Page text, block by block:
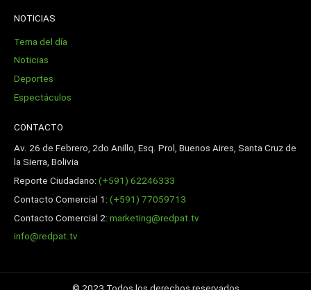
NOTICIAS
Tema del día
Noticias
Deportes
Espectáculos
CONTACTO
Av. 26 de Febrero, 2do Anillo, Esq. Prol, Buenos Aires, Santa Cruz de
la Sierra, Bolivia
Reporte Ciudadano:(+591) 62246333
Contacto Comercial 1:(+591) 77059713
Contacto Comercial 2:marketing@redpat.tv
info@redpat.tv